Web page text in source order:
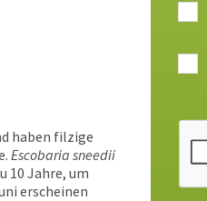
haben filzige
Escobaria sneedii
10 Jahre, um
erscheinen